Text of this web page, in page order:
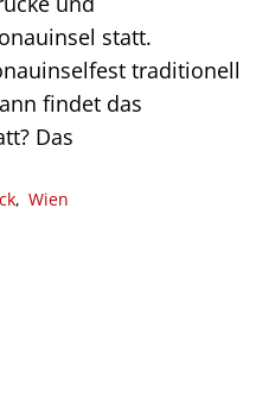
statt.
traditionell
findet das
Das
, Wien